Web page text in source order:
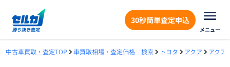
30秒簡単査定申込
メニュー
中古車買取・査定TOP 車買取相場・査定価格 検索 トヨタ アクア アクア